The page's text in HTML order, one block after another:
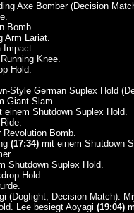
Axe Bomber (Decision
Bomb.
Arm Lariat.
Impact.
Knee.
Hold.
Style German Suplex Hold
Giant Slam.
Shutdown Suplex Hold.
Bomb.
(17:34)mit einem Shutdown
Shutdown Suplex Hold.
Hold.
(Dogfight, Decision Match).
Lee besiegt Aoyagi (19:04)